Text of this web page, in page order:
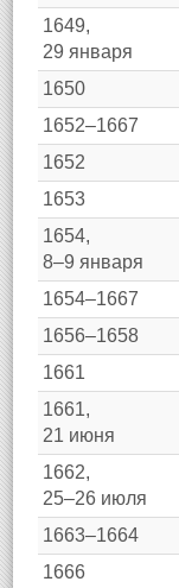
1649,
29 января
1650
1652–1667
1652
1653
1654,
8–9 января
1654–1667
1656–1658
1661
1661,
21 июня
1662,
25–26 июля
1663–1664
1666